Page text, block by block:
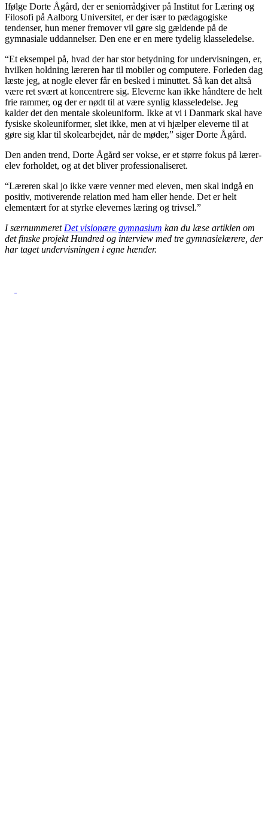
Ifølge Dorte Ågård, der er seniorrådgiver på Institut for Læring og
Filosofi på Aalborg Universitet, er der især to pædagogiske
tendenser, hun mener fremover vil gøre sig gældende på de
gymnasiale uddannelser. Den ene er en mere tydelig klasseledelse.
“Et eksempel på, hvad der har stor betydning for undervisningen, er,
hvilken holdning læreren har til mobiler og computere. Forleden dag
læste jeg, at nogle elever får en besked i minuttet. Så kan det altså
være ret svært at koncentrere sig. Eleverne kan ikke håndtere de helt
frie rammer, og der er nødt til at være synlig klasseledelse. Jeg
kalder det den mentale skoleuniform. Ikke at vi i Danmark skal have
fysiske skoleuniformer, slet ikke, men at vi hjælper eleverne til at
gøre sig klar til skolearbejdet, når de møder,” siger Dorte Ågård.
Den anden trend, Dorte Ågård ser vokse, er et større fokus på lærer-
elev forholdet, og at det bliver professionaliseret.
“Læreren skal jo ikke være venner med eleven, men skal indgå en
positiv, motiverende relation med ham eller hende. Det er helt
elementært for at styrke elevernes læring og trivsel.”
I særnummeret Det visionære gymnasium kan du læse artiklen om
det finske projekt Hundred og interview med tre gymnasielærere, der
har taget undervisningen i egne hænder.